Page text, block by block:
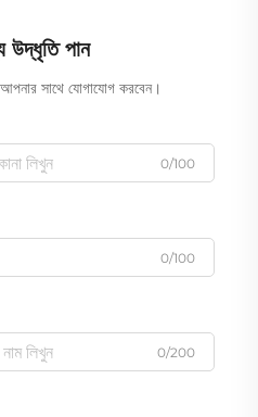
উদ্ধৃতি পান
সাথে যোগাযোগ করবেন।
0/100
0/100
0/200